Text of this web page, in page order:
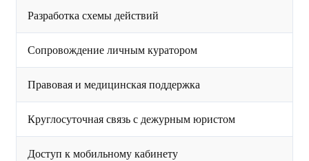
Разработка схемы действий
Сопровождение личным куратором
Правовая и медицинская поддержка
Круглосуточная связь с дежурным юристом
Доступ к мобильному кабинету